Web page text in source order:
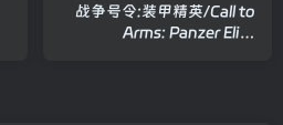
战争号令:装甲精英/Call to
Arms: Panzer Elite